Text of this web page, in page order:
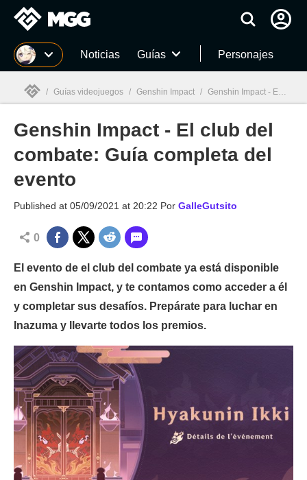
MGG Noticias Guías Personajes
MGG
/ Guías videojuegos / Genshin Impact / Genshin Impact - El club del combate: Guía completa del evento
Genshin Impact - El club del
combate: Guía completa del
evento
Published at 05/09/2021 at 20:22 Por GalleGutsito
0
El evento de el club del combate ya está disponible
en Genshin Impact, y te contamos como acceder a él
y completar sus desafíos. Prepárate para luchar en
Inazuma y llevarte todos los premios.